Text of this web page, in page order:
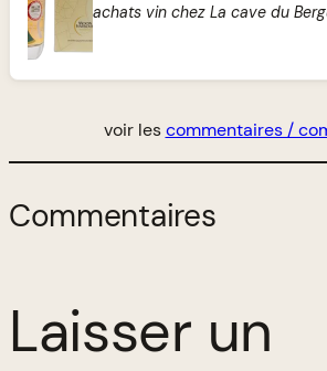
achats vin chez La cave du
voir lescommentaires /
Commentaires
Laisser un